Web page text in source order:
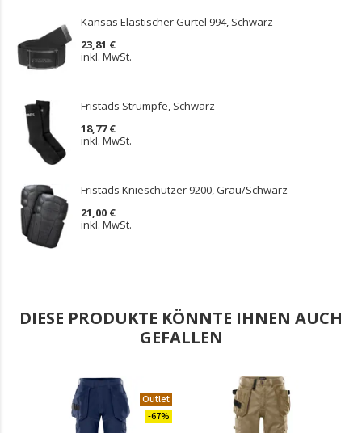
Kansas Elastischer Gürtel 994, Schwarz
23,81 €
inkl. MwSt.
Fristads Strümpfe, Schwarz
18,77 €
inkl. MwSt.
Fristads Knieschützer 9200, Grau/Schwarz
21,00 €
inkl. MwSt.
DIESE PRODUKTE KÖNNTE IHNEN AUCH
GEFALLEN
Outlet
-67%